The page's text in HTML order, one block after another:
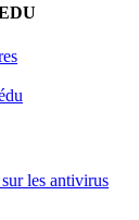
les antivirus